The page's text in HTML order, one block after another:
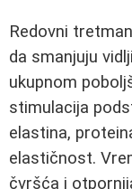
Redovni
da smanjuju
ukupnom
stimulacija
elastina,
elastičnost.
čvršća i